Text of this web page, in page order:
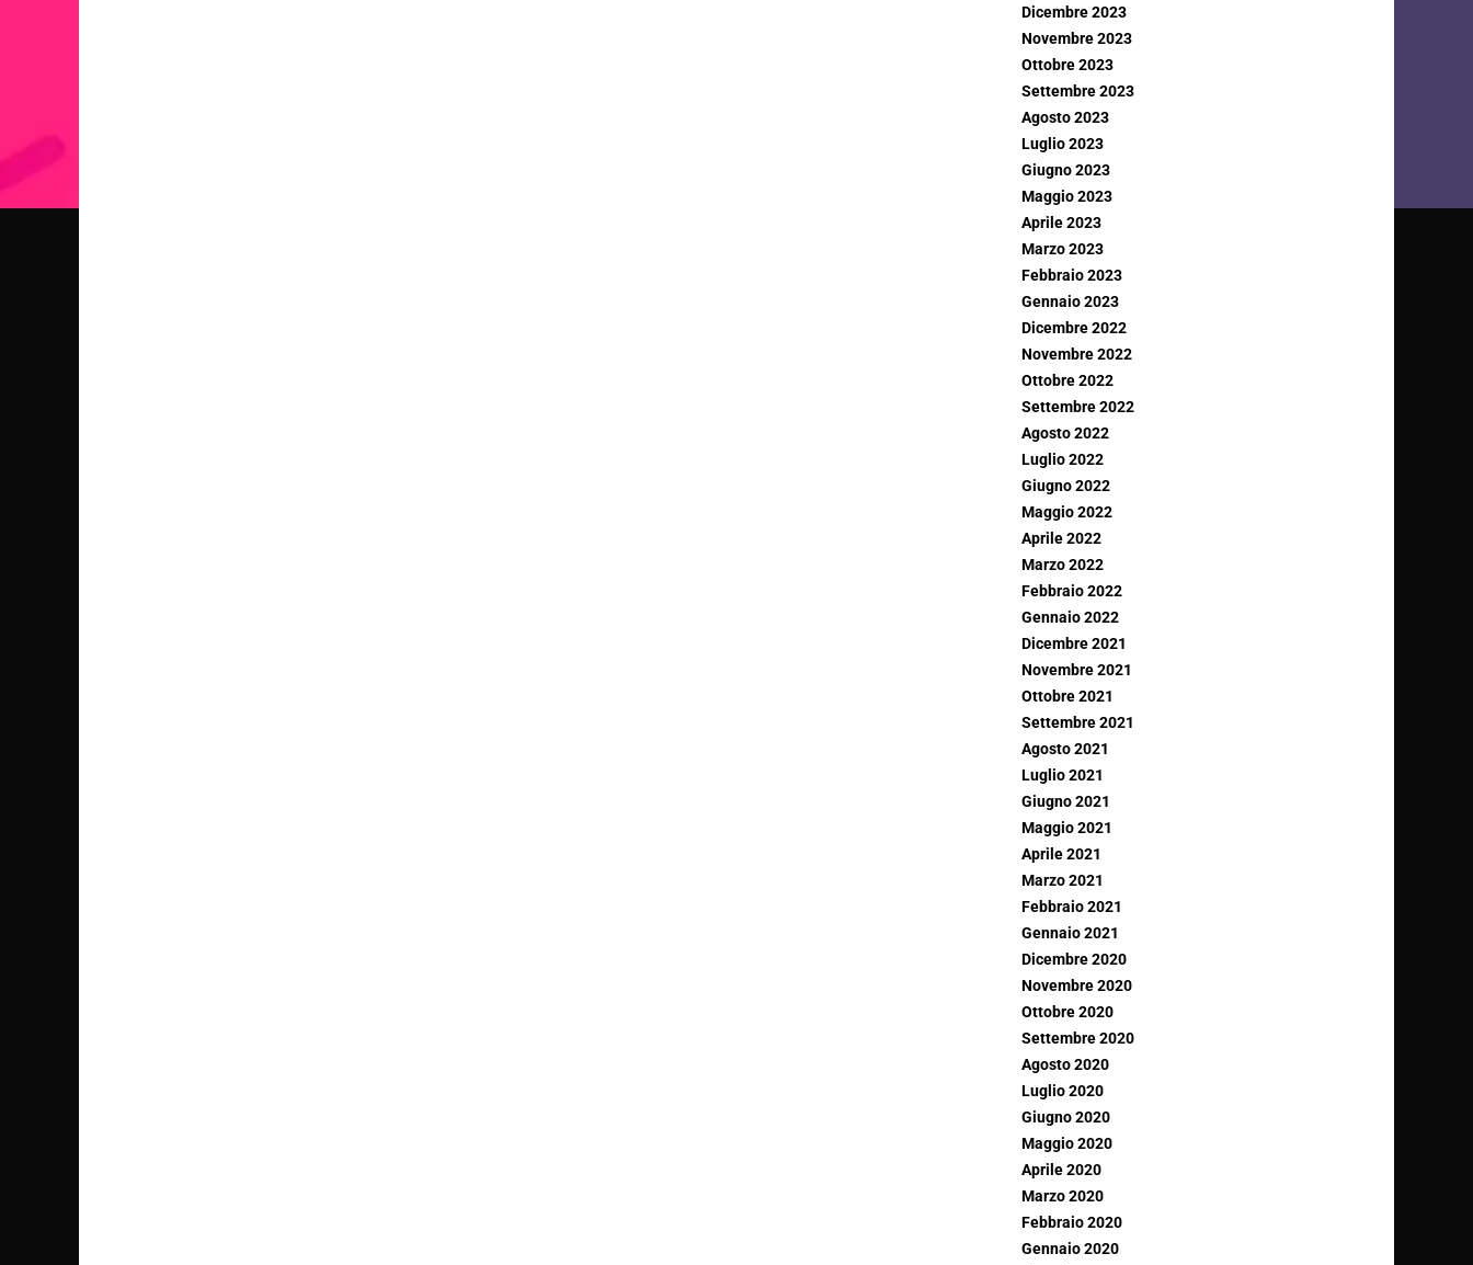
Dicembre 2023
Novembre 2023
Ottobre 2023
Settembre 2023
Agosto 2023
Luglio 2023
Giugno 2023
Maggio 2023
Aprile 2023
Marzo 2023
Febbraio 2023
Gennaio 2023
Dicembre 2022
Novembre 2022
Ottobre 2022
Settembre 2022
Agosto 2022
Luglio 2022
Giugno 2022
Maggio 2022
Aprile 2022
Marzo 2022
Febbraio 2022
Gennaio 2022
Dicembre 2021
Novembre 2021
Ottobre 2021
Settembre 2021
Agosto 2021
Luglio 2021
Giugno 2021
Maggio 2021
Aprile 2021
Marzo 2021
Febbraio 2021
Gennaio 2021
Dicembre 2020
Novembre 2020
Ottobre 2020
Settembre 2020
Agosto 2020
Luglio 2020
Giugno 2020
Maggio 2020
Aprile 2020
Marzo 2020
Febbraio 2020
Gennaio 2020